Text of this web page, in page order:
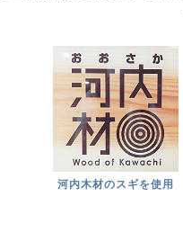
河内木材のスギを使用